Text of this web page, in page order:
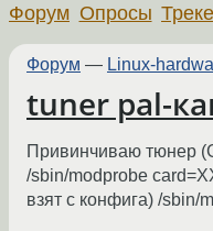
Форум Опросы
Форум — Linux-
tuner pal-
Привинчиваю тюнер
/sbin/modprobe
взят с конфига) /sbin/